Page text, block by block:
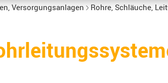
Versorgungsanlagen Rohre, Schläuche,